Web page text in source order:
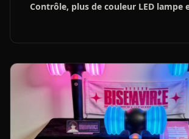
Contrôle, plus de couleur LED lampe